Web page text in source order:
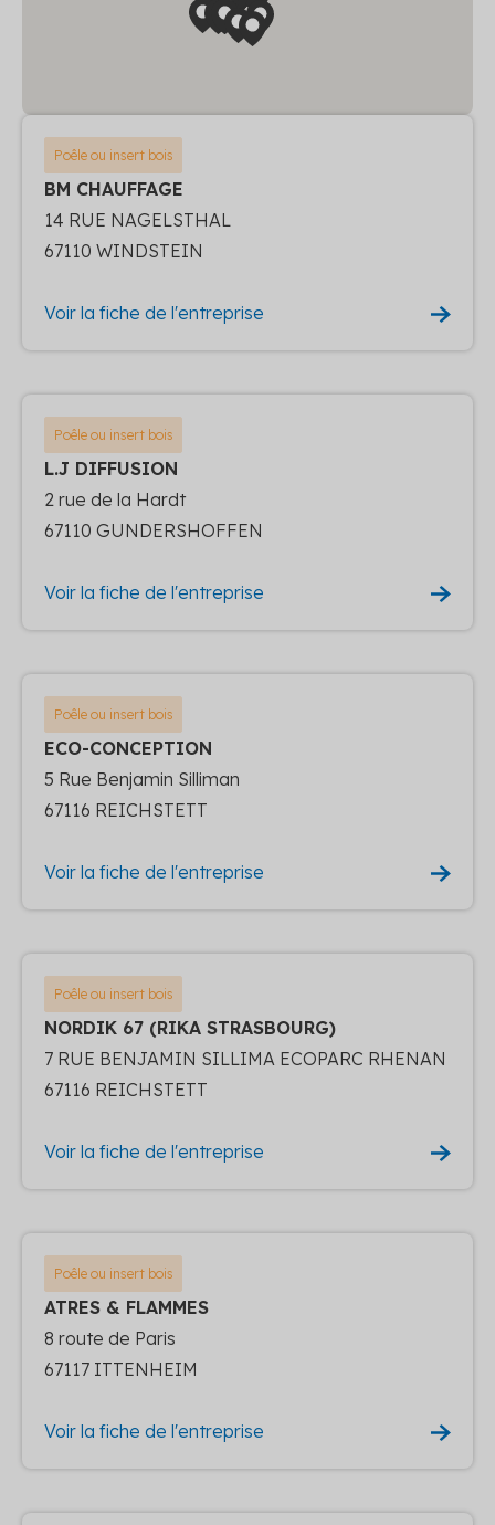
Poêle ou insert bois
BM CHAUFFAGE
14 RUE NAGELSTHAL
67110 WINDSTEIN
Voir la fiche de l'entreprise
Poêle ou insert bois
L.J DIFFUSION
2 rue de la Hardt
67110 GUNDERSHOFFEN
Voir la fiche de l'entreprise
Poêle ou insert bois
ECO-CONCEPTION
5 Rue Benjamin Silliman
67116 REICHSTETT
Voir la fiche de l'entreprise
Poêle ou insert bois
NORDIK 67 (RIKA STRASBOURG)
7 RUE BENJAMIN SILLIMA ECOPARC RHENAN
67116 REICHSTETT
Voir la fiche de l'entreprise
Poêle ou insert bois
ATRES & FLAMMES
8 route de Paris
67117 ITTENHEIM
Voir la fiche de l'entreprise